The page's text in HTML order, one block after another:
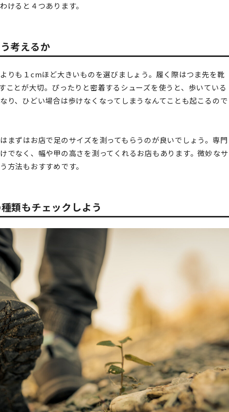
けると４つあります。
考えるか
りも１cmほど大きいものを選びましょう。履く際はつま先を靴
ことが大切。ぴったりと密着するシューズを使うと、歩いている
り、ひどい場合は歩けなくなってしまうなんてことも起こるので
まずはお店で足のサイズを測ってもらうのが良いでしょう。専門
でなく、幅や甲の高さを測ってくれるお店もあります。微妙なサ
方法もおすすめです。
類もチェックしよう